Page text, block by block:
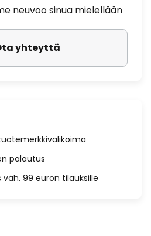
neuvoo sinua mielellään
yhteyttä
palautus
99 euron tilauksille